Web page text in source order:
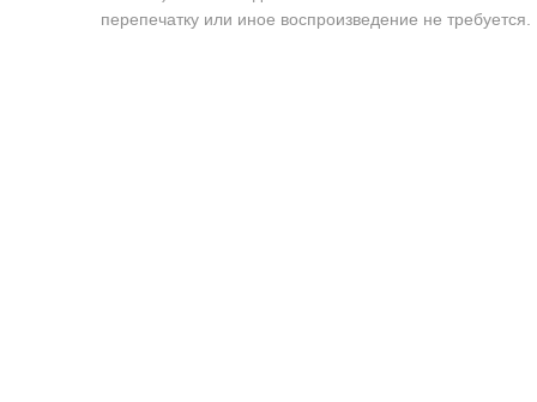
перепечатку или иное воспроизведение не требуется.